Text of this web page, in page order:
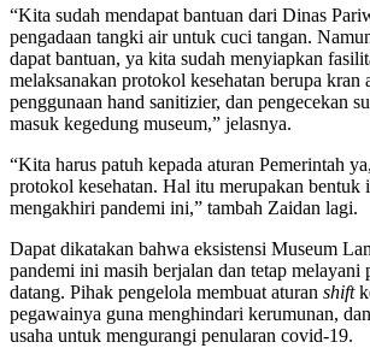
“Kita sudah mendapat bantuan dari Dinas
pengadaan tangki air untuk cuci tangan.
dapat bantuan, ya kita sudah menyiapkan
melaksanakan protokol kesehatan berupa kran
penggunaan hand sanitizier, dan pengecekan
masuk kegedung museum,” jelasnya.
“Kita harus patuh kepada aturan Pemerintah
protokol kesehatan. Hal itu merupakan
mengakhiri pandemi ini,” tambah Zaidan lagi.
Dapat dikatakan bahwa eksistensi Museum
pandemi ini masih berjalan dan tetap melayani
datang. Pihak pengelola membuat aturan shift
pegawainya guna menghindari kerumunan,
usaha untuk mengurangi penularan covid-19.